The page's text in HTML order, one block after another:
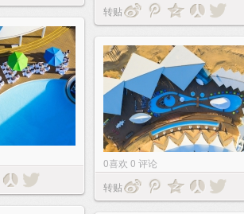
转贴
0喜欢 0 评论
转贴